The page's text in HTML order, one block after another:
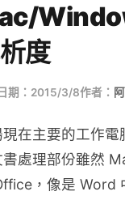
度
期：2015/3/8作者：
現在主要的工作
書處理部份雖然
，像是 Word